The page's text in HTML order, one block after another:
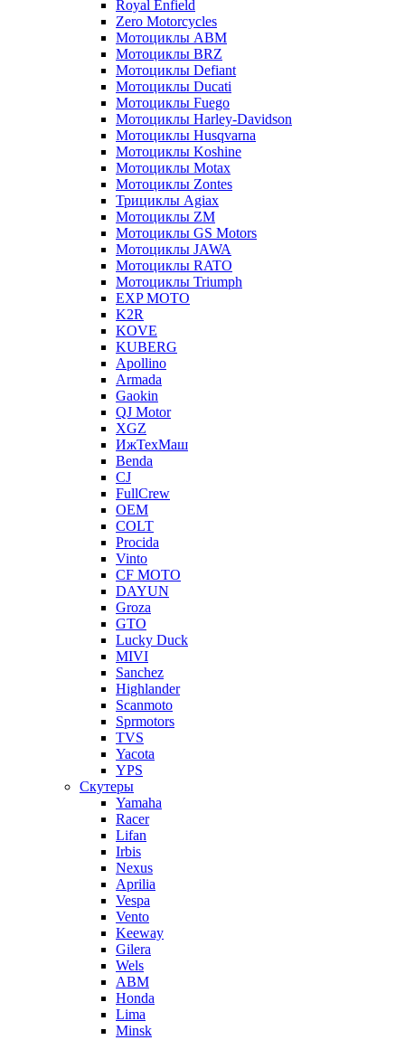
Royal Enfield
Zero Motorcycles
Мотоциклы ABM
Мотоциклы BRZ
Мотоциклы Defiant
Мотоциклы Ducati
Мотоциклы Fuego
Мотоциклы Harley-Davidson
Мотоциклы Husqvarna
Мотоциклы Koshine
Мотоциклы Motax
Мотоциклы Zontes
Трициклы Agiax
Мотоциклы ZM
Мотоциклы GS Motors
Мотоциклы JAWA
Мотоциклы RATO
Мотоциклы Triumph
EXP MOTO
K2R
KOVE
KUBERG
Apollino
Armada
Gaokin
QJ Motor
XGZ
ИжТехМаш
Benda
CJ
FullCrew
OEM
COLT
Procida
Vinto
CF MOTO
DAYUN
Groza
GTO
Lucky Duck
MIVI
Sanchez
Highlander
Scanmoto
Sprmotors
TVS
Yacota
YPS
Скутеры
Yamaha
Racer
Lifan
Irbis
Nexus
Aprilia
Vespa
Vento
Keeway
Gilera
Wels
ABM
Honda
Lima
Minsk